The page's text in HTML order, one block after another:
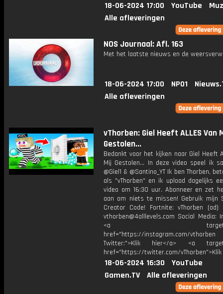
18-06-2024 17:00 YouTube
Alle afleveringen
NOS Journaal: Afl. 163
Met het laatste nieuws en de
18-06-2024 17:00 NPO1
Alle afleveringen
vThorben: Giel Heeft ALLES Van
Gestolen...
Bedankt voor het kijken naar Giel Heeft
Mij Gestolen... In deze video speel ik
@Giel1 & @Santino_YT Ik ben Thorben,
als "vThorben" en ik upload dagelijks
video om 16:30 uur. Abonneer en zet
aan om niets te missen! Gebruik mijn
Creator Code! Fortnite: vThorben (ad)
vthorben@4alllevels.com Social Media:
<a
href="https://instagram.com/vthorben
Twitter:">Klik hier</a> <a
href="https://twitter.com/
18-06-2024 16:30
YouTube
Gamen.TV
Alle afleveringen